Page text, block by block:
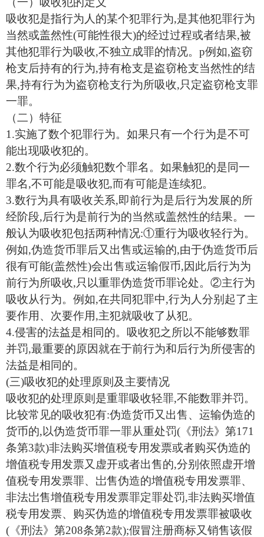
吸收犯是指行为人的某个犯罪行为,是其他犯罪行为
当然或盖然性(可能性很大)的经过过程或者结果,被
其他犯罪行为吸收,不独立成罪的情况。p例如,盗窃
枪支后持有的行为,持有枪支是盗窃枪支当然性的结
果,持有行为为盗窃枪支行为所吸收,只定盗窃枪支罪
一罪。
（二）特征
1.实施了数个犯罪行为。如果只有一个行为是不可
能出现吸收犯的。
2.数个行为必须触犯数个罪名。如果触犯的是同一
罪名,不可能是吸收犯,而有可能是连续犯。
3.数行为具有吸收关系,即前行为是后行为发展的所
经阶段,后行为是前行为的当然或盖然性的结果。一
般认为吸收犯包括两种情况:①重行为吸收轻行为。
例如,伪造货币罪后又出售或运输的,由于伪造货币后
很有可能(盖然性)会出售或运输假币,因此后行为为
前行为所吸收,只以重罪伪造货币罪论处。②主行为
吸收从行为。例如,在共同犯罪中,行为人分别起了主
要作用、次要作用,主犯就吸收了从犯。
4.侵害的法益是相同的。吸收犯之所以不能够数罪
并罚,最重要的原因就在于前行为和后行为所侵害的
法益是相同的。
(三)吸收犯的处理原则及主要情况
吸收犯的处理原则是重罪吸收轻罪,不能数罪并罚。
比较常见的吸收犯有:伪造货币又出售、运输伪造的
货币的,以伪造货币罪一罪从重处罚(《刑法》第171
条第3款)非法购买增值税专用发票或者购买伪造的
增值税专用发票又虚开或者出售的,分别依照虚开增
值税专用发票罪、岀售伪造的增值税专用发票罪、
非法岀售增值税专用发票罪定罪处罚,非法购买增值
税专用发票、购买伪造的增值税专用发票罪被吸收
(《刑法》第208条第2款);假冒注册商标又销售该假